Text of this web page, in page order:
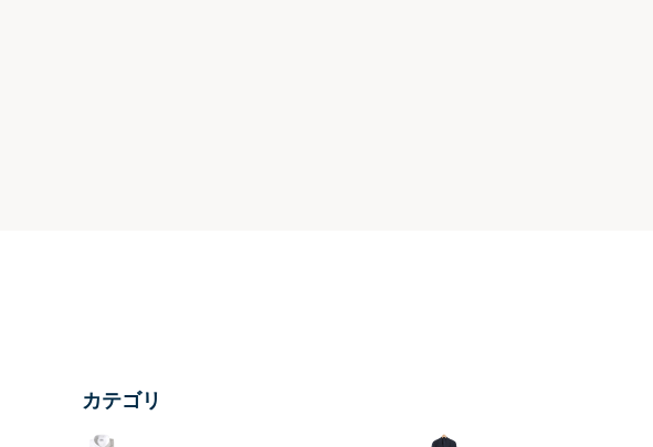
カテゴリ